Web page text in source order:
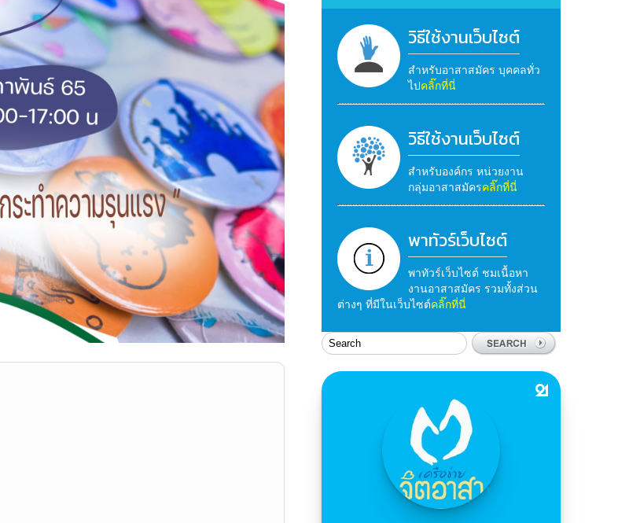
วิธีใช้งานเว็บไซต์
สำหรับอาสาสมัคร บุคคลทั่ว
ไปคลิ๊กที่นี่
วิธีใช้งานเว็บไซต์
สำหรับองค์กร หน่วยงาน
กลุ่มอาสาสมัครคลิ๊กที่นี่
พาทัวร์เว็บไซต์
พาทัวร์เว็บไซต์ ชมเนื้อหา
งานอาสาสมัคร รวมทั้งส่วน
ต่างๆ ที่มีในเว็บไซต์คลิ๊กที่นี่